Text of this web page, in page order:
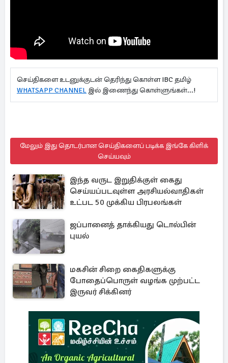
செய்திகளை உடனுக்குடன் தெரிந்து கொள்ள IBC தமிழ்
WHATSAPP CHANNEL இல் இணைந்து கொள்ளுங்கள்...!
மேலும் இது தொடர்பான செய்திகளைப் படிக்க இங்கே கிளிக்
செய்யவும்
இந்த வருட இறுதிக்குள் கைது
செய்யப்படவுள்ள அரசியல்வாதிகள்
உட்பட 50 முக்கிய பிரபலங்கள்
ஜப்பானைத் தாக்கியது டொல்பின்
புயல்
மகசின் சிறை கைதிகளுக்கு
போதைப்பொருள் வழங்க முற்பட்ட
இருவர் சிக்கினர்